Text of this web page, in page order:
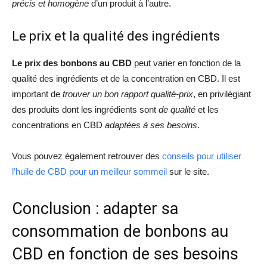
précis et homogène d’un produit à l’autre.
Le prix et la qualité des ingrédients
Le prix des bonbons au CBD peut varier en fonction de la
qualité des ingrédients et de la concentration en CBD. Il est
important de trouver un bon rapport qualité-prix, en privilégiant
des produits dont les ingrédients sont de qualité et les
concentrations en CBD adaptées à ses besoins.
Vous pouvez également retrouver des conseils pour utiliser
l’huile de CBD pour un meilleur sommeil sur le site.
Conclusion : adapter sa
consommation de bonbons au
CBD en fonction de ses besoins